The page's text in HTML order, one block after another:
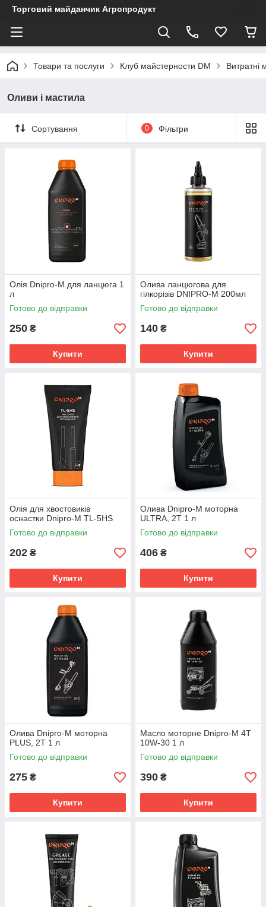
Торговий майданчик Агропродукт
Товари та послуги Клуб майстерности DM Витратні
Оливи і мастила
Сортування 0 Фільтри
Олія Dnipro-M для ланцюга 1
л
Готово до відправки
250 ₴
Купити
Олива ланцюгова для
гілкорізів DNIPRO-M 200мл
Готово до відправки
140 ₴
Купити
Олія для хвостовиків
оснастки Dnipro-M TL-5HS
Готово до відправки
202 ₴
Купити
Олива Dnipro-M моторна
ULTRA, 2T 1 л
Готово до відправки
406 ₴
Купити
Олива Dnipro-M моторна
PLUS, 2T 1 л
Готово до відправки
275 ₴
Купити
Масло моторне Dnipro-M 4T
10W-30 1 л
Готово до відправки
390 ₴
Купити